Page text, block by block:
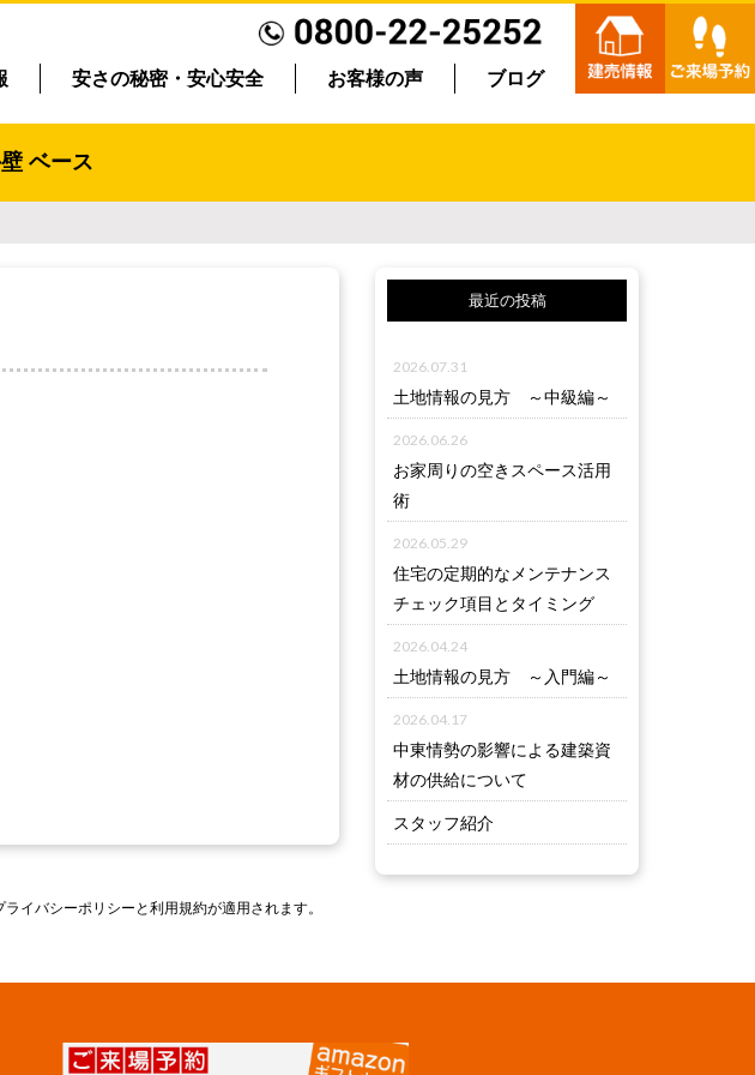
安さの秘密・安心安全 お客様の声 ブログ
ベース
最近の投稿
2026.07.31
土地情報の見方 ～中級編～
2026.06.26
お家周りの空きスペース活用
術
2026.05.29
住宅の定期的なメンテナンス
チェック項目とタイミング
2026.04.24
土地情報の見方 ～入門編～
2026.04.17
中東情勢の影響による建築資
材の供給について
スタッフ紹介
ライバシーポリシーと利用規約が適用されます。